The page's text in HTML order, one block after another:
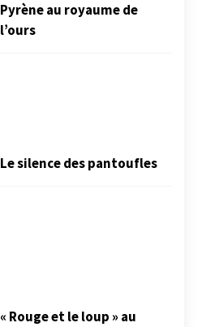
Pyrène au royaume de
l’ours
Le silence des pantoufles
« Rouge et le loup » au